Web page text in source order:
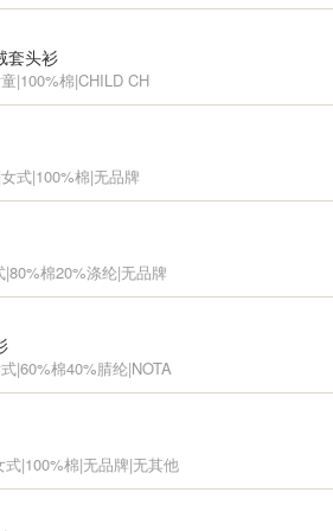
套头衫
|100%棉|CHILD CH
式|100%棉|无品牌
棉20%涤纶|无品牌
|60%棉40%腈纶|NOTA
|100%棉|无品牌|无其他